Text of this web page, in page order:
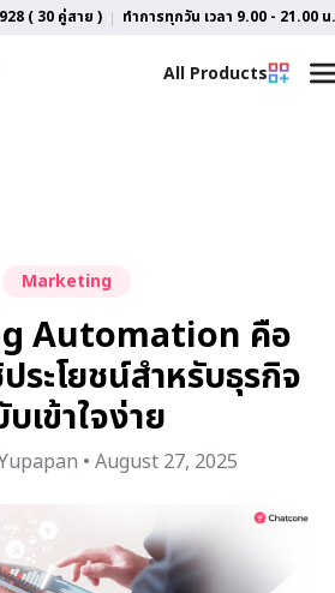
( 30 คู่สาย ) ทำการทุกวัน เวลา 9.00 - 21.00 น.
& TikTok Business
All Products
Marketing
Automation คือ
ประโยชน์สำหรับธุรกิจ
เข้าใจง่าย
• August 27, 2025